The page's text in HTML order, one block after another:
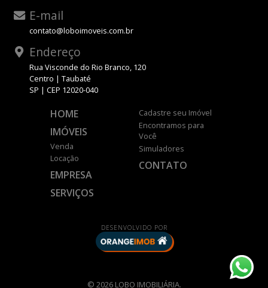
E-mail
contato@loboimoveis.com.br
Endereço
Rua Visconde do Rio Branco, 120
Centro | Taubaté
SP | CEP 12020-040
HOME
IMÓVEIS
Venda
Locação
EMPRESA
SERVIÇOS
Cadastre seu Imóvel
Encontramos para
Você
Simuladores
CONTATO
DESENVOLVIDO POR
© 2026 LOBO IMOBILIÁRIA.